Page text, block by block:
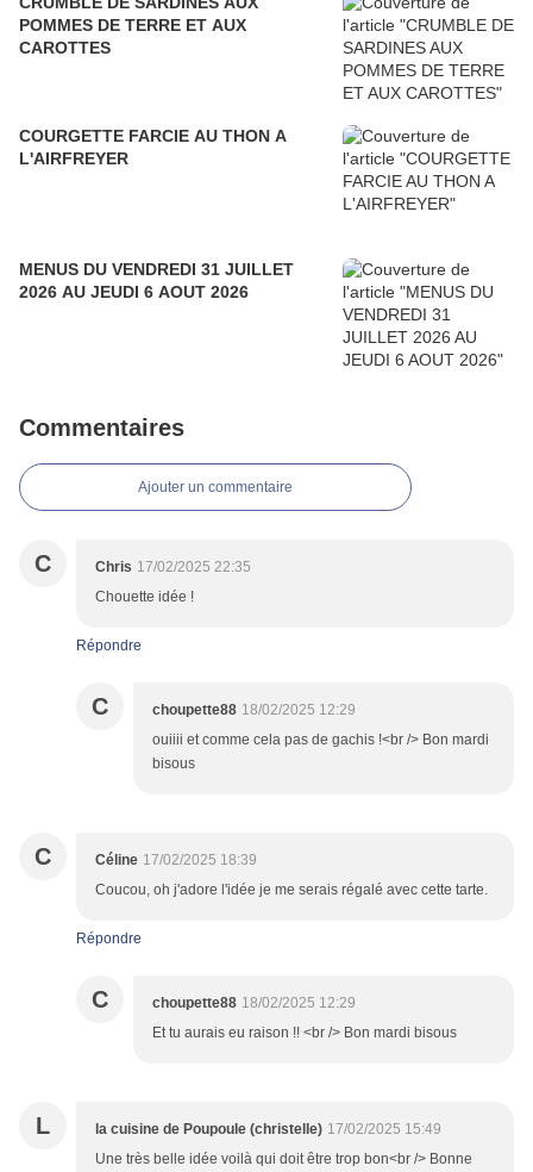
POMMES DE TERRE ET AUX
CAROTTES
COURGETTE FARCIE AU THON A
L'AIRFREYER
MENUS DU VENDREDI 31 JUILLET
2026 AU JEUDI 6 AOUT 2026
Commentaires
Ajouter un commentaire
C Chris 17/02/2025 22:35
Chouette idée !
Répondre
C choupette88 18/02/2025 12:29
ouiiii et comme cela pas de gachis !<br /> Bon mardi
bisous
C Céline 17/02/2025 18:39
Coucou, oh j'adore l'idée je me serais régalé avec cette tarte.
Répondre
C choupette88 18/02/2025 12:29
Et tu aurais eu raison !! <br /> Bon mardi bisous
L la cuisine de Poupoule (christelle) 17/02/2025 15:49
Une très belle idée voilà qui doit être trop bon<br /> Bonne